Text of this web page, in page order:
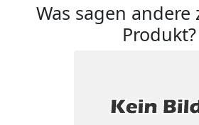
Was sagen andere
Produkt?